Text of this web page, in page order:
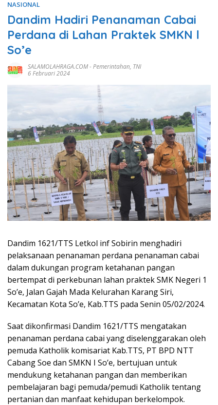
NASIONAL
Dandim Hadiri Penanaman Cabai
Perdana di Lahan Praktek SMKN l
So’e
SALAMOLAHRAGA.COM-Pemerintahan, TNI
6 Februari 2024
Dandim 1621/TTS Letkol inf Sobirin menghadiri
pelaksanaan penanaman perdana penanaman cabai
dalam dukungan program ketahanan pangan
bertempat di perkebunan lahan praktek SMK Negeri 1
So’e, Jalan Gajah Mada Kelurahan Karang Siri,
Kecamatan Kota So’e, Kab.TTS pada Senin 05/02/2024.
Saat dikonfirmasi Dandim 1621/TTS mengatakan
penanaman perdana cabai yang diselenggarakan oleh
pemuda Katholik komisariat Kab.TTS, PT BPD NTT
Cabang Soe dan SMKN I So’e, bertujuan untuk
mendukung ketahanan pangan dan memberikan
pembelajaran bagi pemuda/pemudi Katholik tentang
pertanian dan manfaat kehidupan berkelompok.